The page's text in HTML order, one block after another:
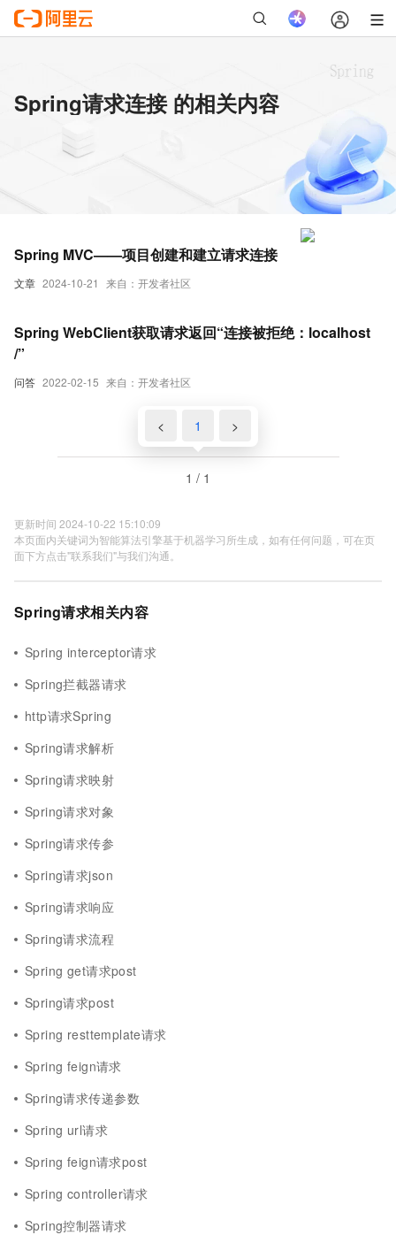
Spring请求连接 的相关内容
文章 2024-10-21 来自：开发者社区
Spring MVC——项目创建和建立请求连接
问答 2022-02-15 来自：开发者社区
Spring WebClient获取请求返回“连接被拒绝：localhost
/”
< 1 >
1 / 1
更新时间 2024-10-22 15:10:09
本页面内关键词为智能算法引擎基于机器学习所生成，如有任何问题，可在页
面下方点击"联系我们"与我们沟通。
Spring请求相关内容
Spring interceptor请求
Spring拦截器请求
http请求Spring
Spring请求解析
Spring请求映射
Spring请求对象
Spring请求传参
Spring请求json
Spring请求响应
Spring请求流程
Spring get请求post
Spring请求post
Spring resttemplate请求
Spring feign请求
Spring请求传递参数
Spring url请求
Spring feign请求post
Spring controller请求
Spring控制器请求